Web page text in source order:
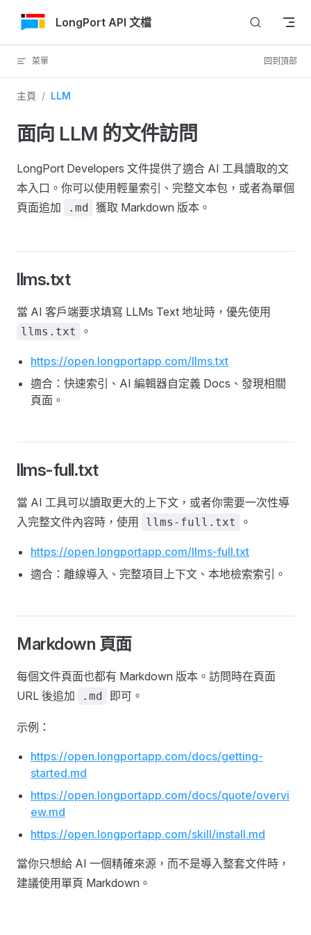
跳轉到內容LongPort API 文檔
菜單 回到頂部
主頁 / LLM
面向 LLM 的文件訪問
LongPort Developers 文件提供了適合 AI 工具讀取的文
本入口。你可以使用輕量索引、完整文本包，或者為單個
頁面追加
.md 獲取 Markdown 版本。
llms.txt
當 AI 客戶端要求填寫 LLMs Text 地址時，優先使用
llms.txt 。
https://open.longportapp.com/llms.txt
適合：快速索引、AI 編輯器自定義 Docs、發現相關
頁面。
llms-full.txt
當 AI 工具可以讀取更大的上下文，或者你需要一次性導
入完整文件內容時，使用
llms-full.txt 。
https://open.longportapp.com/llms-full.txt
適合：離線導入、完整項目上下文、本地檢索索引。
Markdown 頁面
每個文件頁面也都有 Markdown 版本。訪問時在頁面
URL 後追加
.md 即可。
示例：
https://open.longportapp.com/docs/getting-
started.md
https://open.longportapp.com/docs/quote/overvi
ew.md
https://open.longportapp.com/skill/install.md
當你只想給 AI 一個精確來源，而不是導入整套文件時，
建議使用單頁 Markdown。